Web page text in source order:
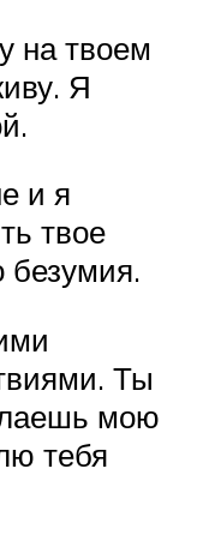
на твоем
Я
и я
твое
Ты
мою
тебя